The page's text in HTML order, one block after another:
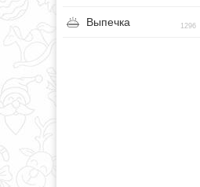
Выпечка 1296